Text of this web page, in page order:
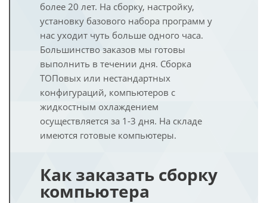
более 20 лет. На сборку, настройку,
установку базового набора программ у
нас уходит чуть больше одного часа.
Большинство заказов мы готовы
выполнить в течении дня. Сборка
ТОПовых или нестандартных
конфигураций, компьютеров с
жидкостным охлаждением
осуществляется за 1-3 дня. На складе
имеются готовые компьютеры.
Как заказать сборку
компьютера